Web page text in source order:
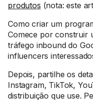
produtos (nota: este
Como criar um
Comece por construir
tráfego inbound do
influencers
Depois, partilhe os
Instagram, TikTok,
distribuição que use.